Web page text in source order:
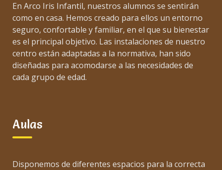
En Arco Iris Infantil, nuestros alumnos se sentirán
como en casa. Hemos creado para ellos un entorno
seguro, confortable y familiar, en el que su bienestar
es el principal objetivo. Las instalaciones de nuestro
centro están adaptadas a la normativa, han sido
diseñadas para acomodarse a las necesidades de
cada grupo de edad.
Aulas
Disponemos de diferentes espacios para la correcta